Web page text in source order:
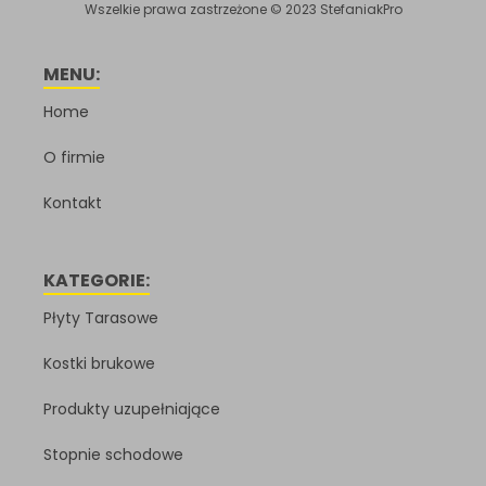
Wszelkie prawa zastrzeżone © 2023 StefaniakPro
MENU:
Home
O firmie
Kontakt
KATEGORIE:
Płyty Tarasowe
Kostki brukowe
Produkty uzupełniające
Stopnie schodowe